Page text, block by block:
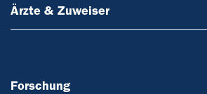
Ärzte & Zuweiser
Forschung